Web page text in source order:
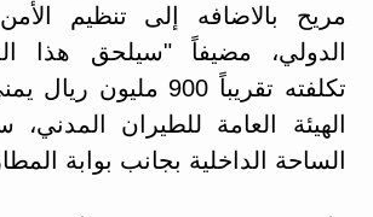
مريح بالاضافه إلى تنظيم
الدولي، مضيفاً "سيلحق هذا
تكلفته تقريباً 900
الهيئة العامة للطيران
الساحة الداخلية بجانب بوابة